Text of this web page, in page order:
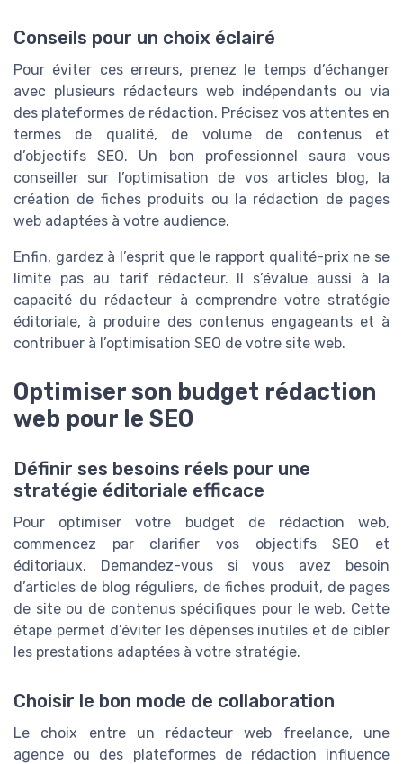
Conseils pour un choix éclairé
Pour éviter ces erreurs, prenez le temps d’échanger
avec plusieurs rédacteurs web indépendants ou via
des plateformes de rédaction. Précisez vos attentes en
termes de qualité, de volume de contenus et
d’objectifs SEO. Un bon professionnel saura vous
conseiller sur l’optimisation de vos articles blog, la
création de fiches produits ou la rédaction de pages
web adaptées à votre audience.
Enfin, gardez à l’esprit que le rapport qualité-prix ne se
limite pas au tarif rédacteur. Il s’évalue aussi à la
capacité du rédacteur à comprendre votre stratégie
éditoriale, à produire des contenus engageants et à
contribuer à l’optimisation SEO de votre site web.
Optimiser son budget rédaction
web pour le SEO
Définir ses besoins réels pour une
stratégie éditoriale efficace
Pour optimiser votre budget de rédaction web,
commencez par clarifier vos objectifs SEO et
éditoriaux. Demandez-vous si vous avez besoin
d’articles de blog réguliers, de fiches produit, de pages
de site ou de contenus spécifiques pour le web. Cette
étape permet d’éviter les dépenses inutiles et de cibler
les prestations adaptées à votre stratégie.
Choisir le bon mode de collaboration
Le choix entre un rédacteur web freelance, une
agence ou des plateformes de rédaction influence